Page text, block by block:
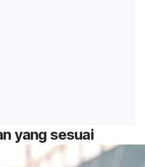
yang sesuai